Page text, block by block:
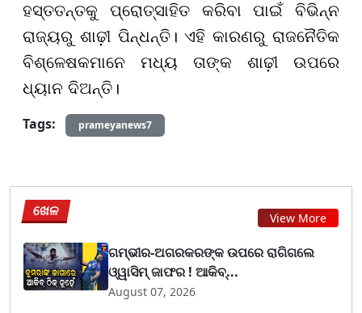
ହସ୍ତତନ୍ତକୁ ପ୍ରୋତ୍ସାହିତ କରିବା ପାଇଁ ବିଭିନ୍ନ
ରାଜ୍ୟରୁ ଶାଢ଼ୀ ପିନ୍ଧନ୍ତି। ଏହି କାରଣରୁ ରାଜନୈତିକ
ବିଶ୍ଳେଷକମାନେ ମଧ୍ୟ ତାଙ୍କ ଶାଢ଼ୀ ଉପରେ
ଧ୍ୟାନ ଦିଅନ୍ତି।
Tags:
prameyanews7
ଖେଳ View More
ଗମ୍ଭୀର-ଅଗରକରଙ୍କ ଉପରେ ରାଗିଗଲେ
ଓ୍ୱାସିମ୍ ଜାଫର ! ଆକିବ୍...
August 07, 2026